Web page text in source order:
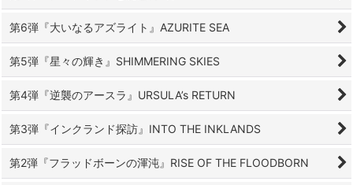
第6弾『大いなるアズライト』AZURITE SEA
第5弾『星々の輝き』SHIMMERING SKIES
第4弾『逆襲のアースラ』URSULA’s RETURN
第3弾『インクランド探訪』INTO THE INKLANDS
第2弾『フラッドボーンの渾沌』RISE OF THE FLOODBORN